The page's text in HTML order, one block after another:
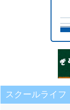
スクールライフ